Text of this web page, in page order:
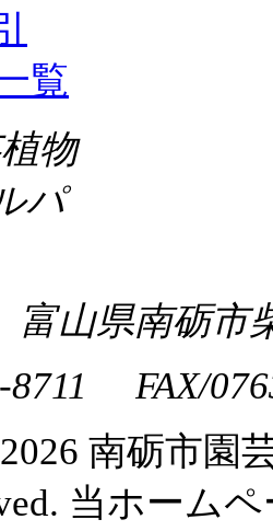
覧
山県南砺市
8711 FAX/
2026 南砺市園
当ホーム